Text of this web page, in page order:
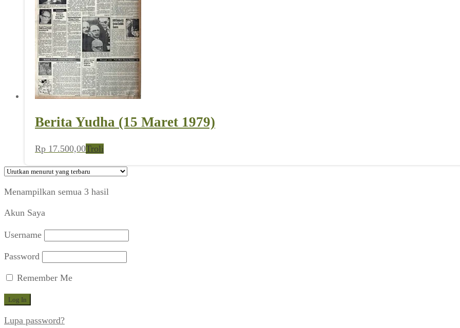
Berita Yudha (15 Maret 1979)
Rp 17.500,00Troli
Menampilkan semua 3 hasil
Akun Saya
Username
Password
Remember Me
Lupa password?